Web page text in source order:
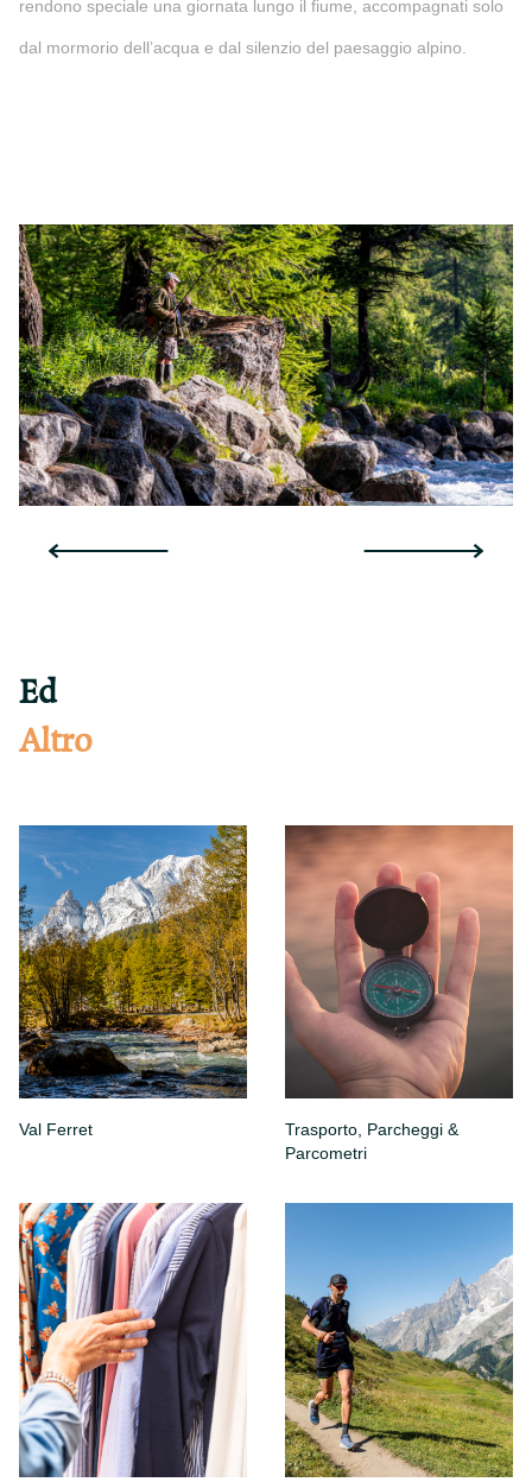
rendono speciale una giornata lungo il fiume, accompagnati solo
dal mormorio dell’acqua e dal silenzio del paesaggio alpino.
Ed
Altro
Val Ferret
Trasporto, Parcheggi &
Parcometri